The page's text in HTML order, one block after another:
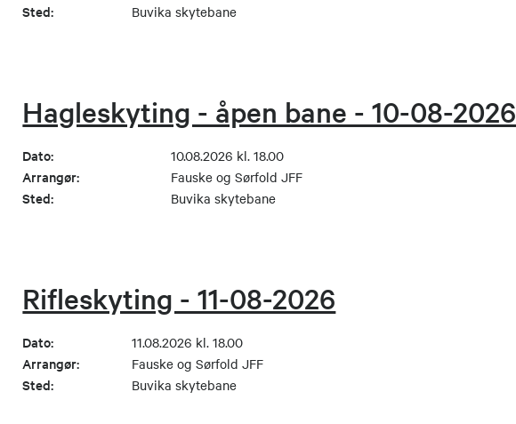
Sted: Buvika skytebane
Hagleskyting - åpen bane - 10-08-2026
Dato: 10.08.2026 kl. 18.00
Arrangør: Fauske og Sørfold JFF
Sted: Buvika skytebane
Rifleskyting - 11-08-2026
Dato: 11.08.2026 kl. 18.00
Arrangør: Fauske og Sørfold JFF
Sted: Buvika skytebane